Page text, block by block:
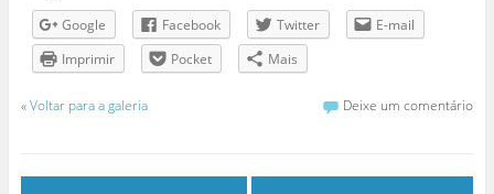
Google
Facebook Twitter
E-mail
Imprimir
Pocket Mais
«Voltar para a galeria Deixe um comentário